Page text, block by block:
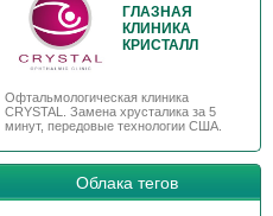
ГЛАЗНАЯ
КЛИНИКА
КРИСТАЛЛ
Офтальмологическая клиника
CRYSTAL. Замена хрусталика за 5
минут, передовые технологии США.
Облака тегов